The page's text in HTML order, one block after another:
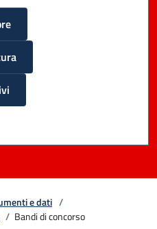
e dati /
/ Bandi di concorso